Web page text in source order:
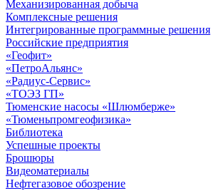
Механизированная добыча
Комплексные решения
Интегрированные программные решения
Российские предприятия
«Геофит»
«ПетроАльянс»
«Радиус-Сервис»
«ТОЭЗ ГП»
Тюменские насосы «Шлюмберже»
«Тюменьпромгеофизика»
Библиотека
Успешные проекты
Брошюры
Видеоматериалы
Нефтегазовое обозрение